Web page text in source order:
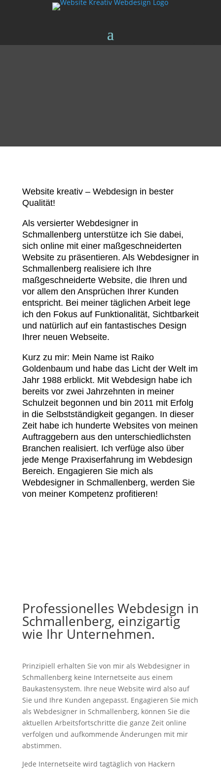
Website kreativ – Webdesign in bester
Qualität!
Als versierter Webdesigner in
Schmallenberg unterstütze ich Sie dabei,
sich online mit einer maßgeschneiderten
Website zu präsentieren. Als Webdesigner in
Schmallenberg realisiere ich Ihre
maßgeschneiderte Website, die Ihren und
vor allem den Ansprüchen Ihrer Kunden
entspricht. Bei meiner täglichen Arbeit lege
ich den Fokus auf Funktionalität, Sichtbarkeit
und natürlich auf ein fantastisches Design
Ihrer neuen Webseite.
Kurz zu mir: Mein Name ist Raiko
Goldenbaum und habe das Licht der Welt im
Jahr 1988 erblickt. Mit Webdesign habe ich
bereits vor zwei Jahrzehnten in meiner
Schulzeit begonnen und bin 2011 mit Erfolg
in die Selbstständigkeit gegangen. In dieser
Zeit habe ich hunderte Websites von meinen
Auftraggebern aus den unterschiedlichsten
Branchen realisiert. Ich verfüge also über
jede Menge Praxiserfahrung im Webdesign
Bereich. Engagieren Sie mich als
Webdesigner in Schmallenberg, werden Sie
von meiner Kompetenz profitieren!
Professionelles Webdesign in
Schmallenberg, einzigartig
wie Ihr Unternehmen.
Prinzipiell erhalten Sie von mir als Webdesigner in
Schmallenberg keine Internetseite aus einem
Baukastensystem. Ihre neue Website wird also auf
Sie und Ihre Kunden angepasst. Engagieren Sie mich
als Webdesigner in Schmallenberg, können Sie die
aktuellen Arbeitsfortschritte die ganze Zeit online
verfolgen und aufkommende Änderungen mit mir
abstimmen.
Jede Internetseite wird tagtäglich von Hackern